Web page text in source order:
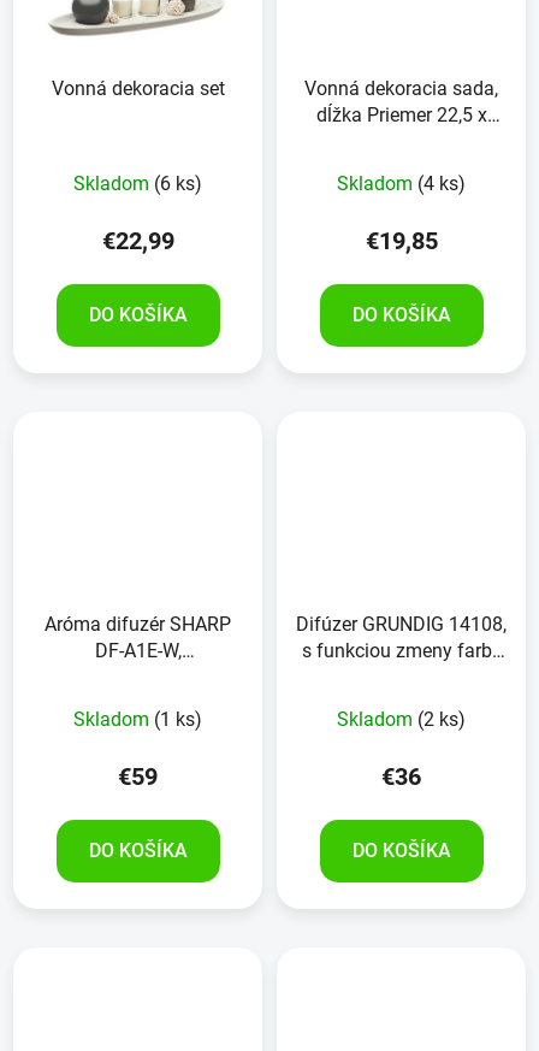
Vonná dekoracia set
Skladom (6 ks)
€22,99
DO KOŠÍKA
Vonná dekoracia sada,
dĺžka Priemer 22,5 x
Skladom (4 ks)
€19,85
DO KOŠÍKA
Aróma difuzér SHARP
DF-A1E-W,
hodnotenie
produktu
z
Skladom (1 ks)
€59
DO KOŠÍKA
Difúzer GRUNDIG 14108,
s funkciou zmeny farby
Skladom (2 ks)
€36
DO KOŠÍKA